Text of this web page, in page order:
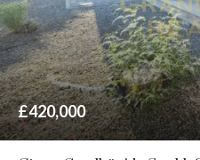
£420,000